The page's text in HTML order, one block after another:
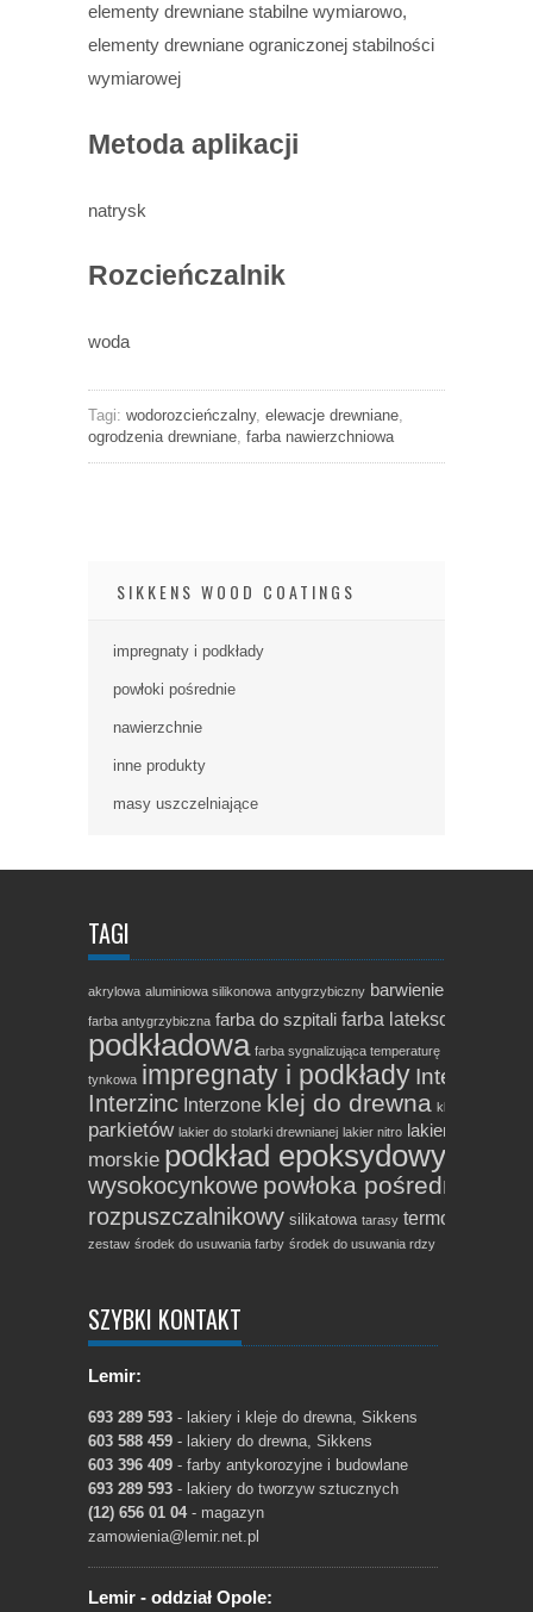
elementy drewniane stabilne wymiarowo,
elementy drewniane ograniczonej stabilności
wymiarowej
Metoda aplikacji
natrysk
Rozcieńczalnik
woda
Tagi: wodorozcieńczalny, elewacje drewniane,
ogrodzenia drewniane, farba nawierzchniowa
SIKKENS WOOD COATINGS
impregnaty i podkłady
powłoki pośrednie
nawierzchnie
inne produkty
masy uszczelniające
TAGI
akrylowa aluminiowa silikonowa antygrzybiczny barwienie drewna
farba antygrzybiczna farba do szpitali farba lateksowa
podkładowa farba sygnalizująca temperaturę
tynkowa impregnaty i podkłady Intercure
Interzinc Interzone klej do drewna klej do parkietu
parkietów lakier do stolarki drewnianej lakier nitro lakier
morskie podkład epoksydowy
wysokocynkowe powłoka pośrednia
rozpuszczalnikowy silikatowa tarasy termoodporna
zestaw środek do usuwania farby środek do usuwania rdzy
SZYBKI KONTAKT
Lemir:
693 289 593 - lakiery i kleje do drewna, Sikkens
603 588 459 - lakiery do drewna, Sikkens
603 396 409 - farby antykorozyjne i budowlane
693 289 593 - lakiery do tworzyw sztucznych
(12) 656 01 04- magazyn
zamowienia@lemir.net.pl
Lemir - oddział Opole: